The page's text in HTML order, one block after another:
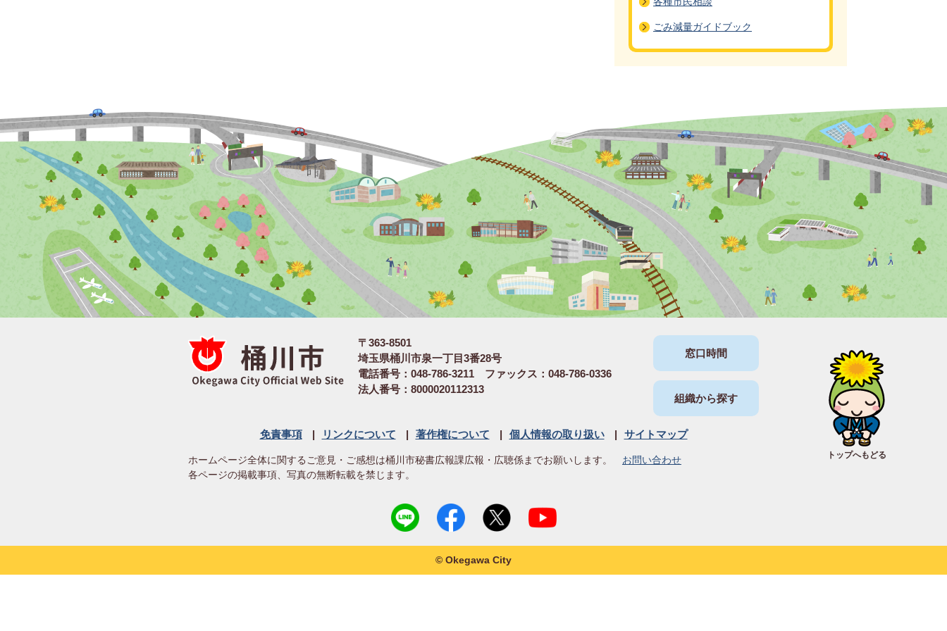
ごみ減量ガイドブック
トップへもどる
〒363-8501
埼玉県桶川市泉一丁目3番28号
電話番号：048-786-3211 ファックス：048-786-0336
法人番号：8000020112313
窓口時間
組織から探す
免責事項 リンクについて 著作権について 個人情報の取り扱い サイトマップ
ホームページ全体に関するご意見・ご感想は桶川市秘書広報課広報・広聴係までお願いします。 お問い合わせ
各ページの掲載事項、写真の無断転載を禁じます。
© Okegawa City